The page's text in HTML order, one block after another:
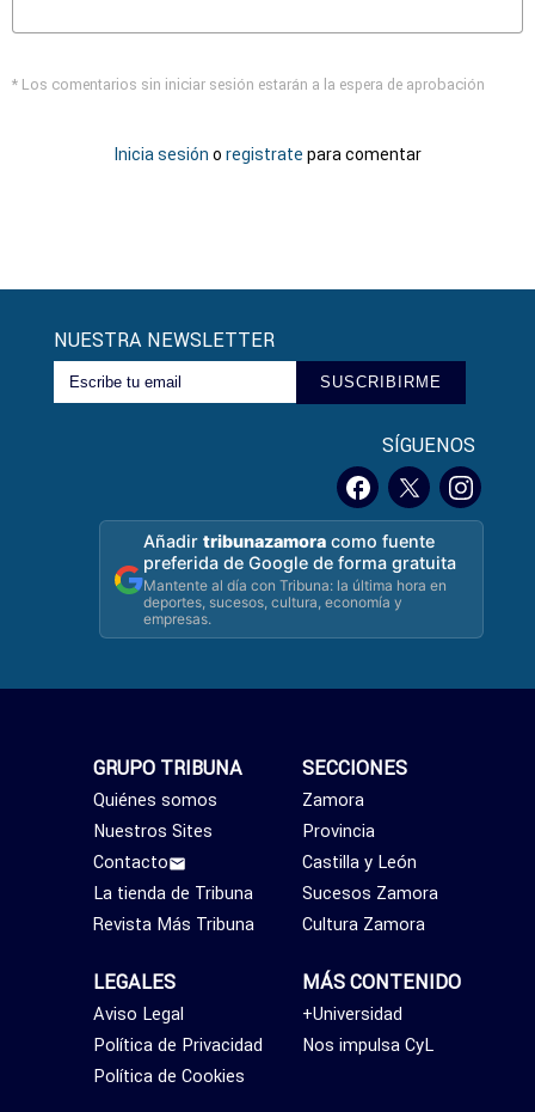
* Los comentarios sin iniciar sesión estarán a la espera de aprobación
Inicia sesión o registrate para comentar
NUESTRA NEWSLETTER
SUSCRIBIRME
SÍGUENOS
Añadirtribunazamora como fuente
preferida de Google de forma gratuita
Mantente al día con Tribuna: la última hora en
deportes, sucesos, cultura, economía y
empresas.
SECCIONES
Zamora
Provincia
Castilla y León
Sucesos Zamora
Cultura Zamora
MÁS CONTENIDO
+Universidad
Nos impulsa CyL
GRUPO TRIBUNA
Quiénes somos
Nuestros Sites
Contacto
La tienda de Tribuna
Revista Más Tribuna
LEGALES
Aviso Legal
Política de Privacidad
Política de Cookies